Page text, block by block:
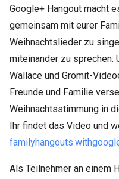
Google+ Hangout macht
gemeinsam mit eurer
Weihnachtslieder zu
miteinander zu sprechen.
Wallace und Gromit-
Freunde und Familie
Weihnachtsstimmung in
Ihr findet das Video und
Als Teilnehmer an einem